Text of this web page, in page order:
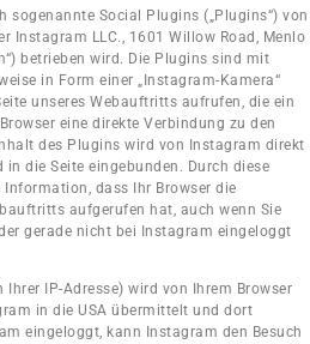
sogenannte Social Plugins („Plugins“) von
Instagram LLC., 1601 Willow Road, Menlo
betrieben wird. Die Plugins sind mit
in Form einer „Instagram-Kamera“
unseres Webauftritts aufrufen, die ein
eine direkte Verbindung zu den
des Plugins wird von Instagram direkt
die Seite eingebunden. Durch diese
dass Ihr Browser die
aufgerufen hat, auch wenn Sie
gerade nicht bei Instagram eingeloggt
IP-Adresse) wird von Ihrem Browser
in die USA übermittelt und dort
eingeloggt, kann Instagram den Besuch